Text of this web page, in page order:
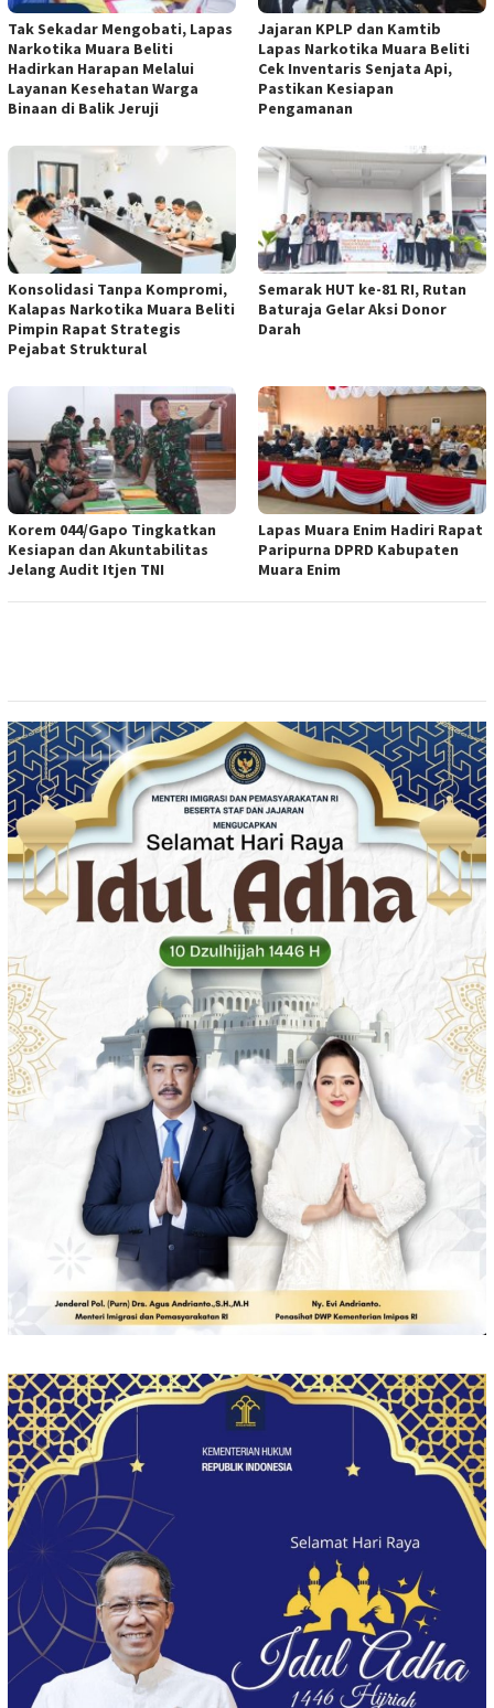
Tak Sekadar Mengobati, Lapas
Narkotika Muara Beliti
Hadirkan Harapan Melalui
Layanan Kesehatan Warga
Binaan di Balik Jeruji
Jajaran KPLP dan Kamtib
Lapas Narkotika Muara Beliti
Cek Inventaris Senjata Api,
Pastikan Kesiapan
Pengamanan
Konsolidasi Tanpa Kompromi,
Kalapas Narkotika Muara Beliti
Pimpin Rapat Strategis
Pejabat Struktural
Semarak HUT ke-81 RI, Rutan
Baturaja Gelar Aksi Donor
Darah
Korem 044/Gapo Tingkatkan
Kesiapan dan Akuntabilitas
Jelang Audit Itjen TNI
Lapas Muara Enim Hadiri Rapat
Paripurna DPRD Kabupaten
Muara Enim